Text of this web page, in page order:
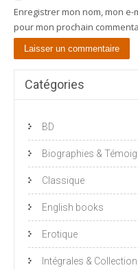
Enregistrer mon nom, mon
pour mon prochain
Catégories
BD
Biographies &
Classique
English books
Erotique
Intégrales &